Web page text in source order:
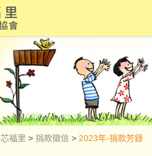
福里>捐款徵信>2023年-捐款芳錄